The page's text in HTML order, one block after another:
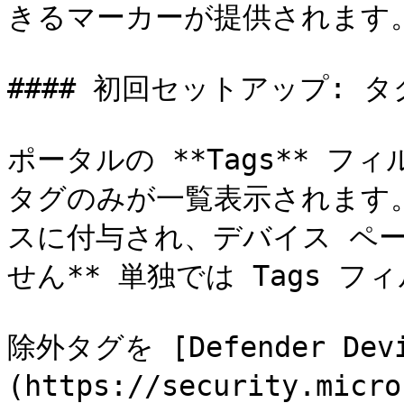
きるマーカーが提供されます
#### 初回セットアップ: タ
ポータルの **Tags** フィ
タグのみが一覧表示されま
スに付与され、デバイス ペ
せん** 単独では Tags フィ
除外タグを [Defender
(https://